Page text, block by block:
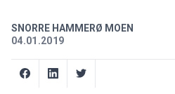
SNORRE HAMMERØ MOEN
04.01.2019